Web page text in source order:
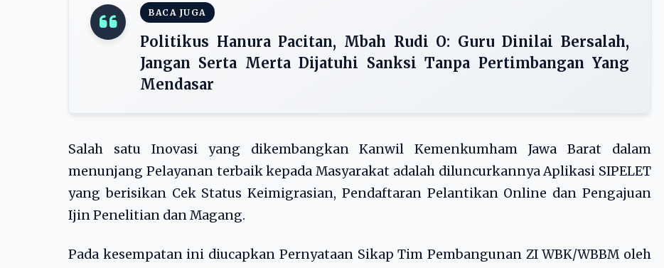
BACA JUGA
Politikus Hanura Pacitan, Mbah Rudi O: Guru Dinilai Bersalah,
Jangan Serta Merta Dijatuhi Sanksi Tanpa Pertimbangan Yang
Mendasar
Salah satu Inovasi yang dikembangkan Kanwil Kemenkumham Jawa Barat dalam
menunjang Pelayanan terbaik kepada Masyarakat adalah diluncurkannya Aplikasi SIPELET
yang berisikan Cek Status Keimigrasian, Pendaftaran Pelantikan Online dan Pengajuan
Ijin Penelitian dan Magang.
Pada kesempatan ini diucapkan Pernyataan Sikap Tim Pembangunan ZI WBK/WBBM oleh